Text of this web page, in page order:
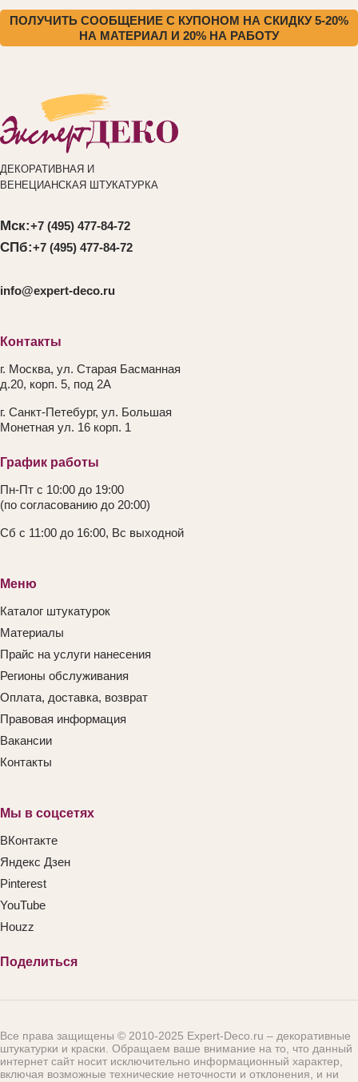
ПОЛУЧИТЬ СООБЩЕНИЕ С КУПОНОМ НА СКИДКУ 5-20%
НА МАТЕРИАЛ И 20% НА РАБОТУ
ДЕКОРАТИВНАЯ И
ВЕНЕЦИАНСКАЯ ШТУКАТУРКА
Мск:+7 (495) 477-84-72
СПб:+7 (495) 477-84-72
info@expert-deco.ru
Контакты
г. Москва, ул. Старая Басманная
д.20, корп. 5, под 2А
г. Санкт-Петебург, ул. Большая
Монетная ул. 16 корп. 1
График работы
Пн-Пт с 10:00 до 19:00
(по согласованию до 20:00)
Сб с 11:00 до 16:00, Вс выходной
Меню
Каталог штукатурок
Материалы
Прайс на услуги нанесения
Регионы обслуживания
Оплата, доставка, возврат
Правовая информация
Вакансии
Контакты
Мы в соцсетях
ВКонтакте
Яндекс Дзен
Pinterest
YouTube
Houzz
Поделиться
Все права защищены © 2010-2025 Expert-Deco.ru – декоративные
штукатурки и краски. Обращаем ваше внимание на то, что данный
интернет сайт носит исключительно информационный характер,
включая возможные технические неточности и отклонения, и ни